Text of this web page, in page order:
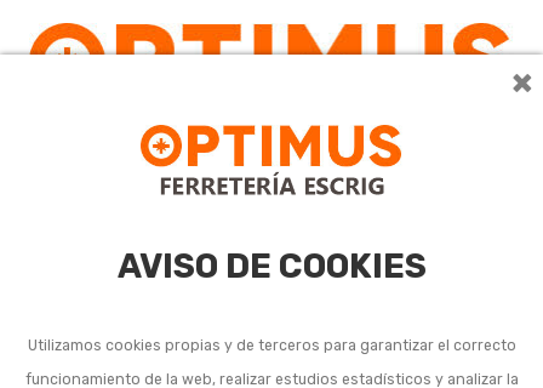
×
AVISO DE COOKIES
Utilizamos cookies propias y de terceros para garantizar el correcto
funcionamiento de la web, realizar estudios estadísticos y analizar la